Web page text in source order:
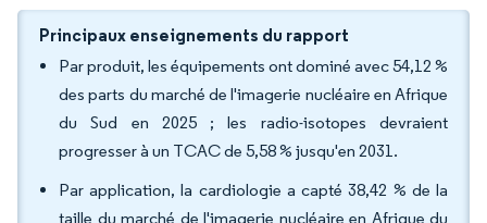
Principaux enseignements du rapport
Par produit, les équipements ont dominé avec 54,12 %
des parts du marché de l'imagerie nucléaire en Afrique
du Sud en 2025 ; les radio-isotopes devraient
progresser à un TCAC de 5,58 % jusqu'en 2031.
Par application, la cardiologie a capté 38,42 % de la
taille du marché de l'imagerie nucléaire en Afrique du